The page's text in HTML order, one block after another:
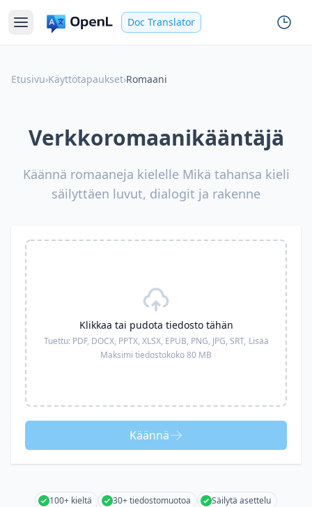
Doc Translator
Etusivu›Käyttötapaukset›Romaani
Verkkoromaanikääntäjä
Käännä romaaneja kielelle Mikä tahansa kieli
säilyttäen luvut, dialogit ja rakenne
Klikkaa tai pudota tiedosto tähän
Tuettu: PDF, DOCX, PPTX, XLSX, EPUB, PNG, JPG, SRT, Lisää
Maksimi tiedostokoko 80 MB
Käännä
100+ kieltä 30+ tiedostomuotoa
Säilytä asettelu